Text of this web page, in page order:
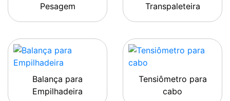
Pesagem
Transpaleteira
Balança para
Empilhadeira
Tensiômetro para
cabo